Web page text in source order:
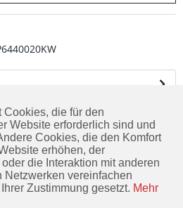
wiederverwendbare
mit Motivdruck aus...
Cookies, die für den
Website erforderlich sind und
Cookies, die den Komfort
erhöhen, der
die Interaktion mit anderen
vereinfachen
Zustimmung gesetzt. Mehr